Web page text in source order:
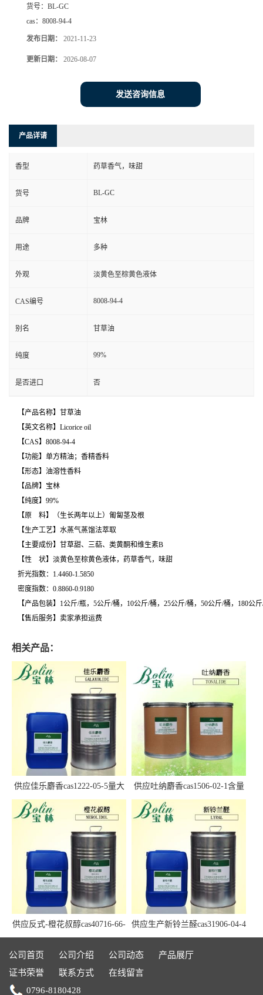
货号： BL-GC
cas： 8008-94-4
发布日期： 2021-11-23
更新日期： 2026-08-07
发送咨询信息
产品详请
香型 药草香气，味甜
货号 BL-GC
品牌 宝林
用途 多种
外观 淡黄色至棕黄色液体
CAS编号 8008-94-4
别名 甘草油
纯度 99%
是否进口 否
【产品名称】甘草油
【英文名称】Licorice oil
【CAS】8008-94-4
【功能】单方精油；香精香料
【形态】油溶性香料
【品牌】宝林
【纯度】99%
【原 料】（生长两年以上）匍匐茎及根
【生产工艺】水蒸气蒸馏法萃取
【主要成份】甘草甜、三萜、类黄酮和维生素B
【性 状】淡黄色至棕黄色液体，药草香气，味甜
折光指数：1.4460-1.5850
密度指数：0.8860-0.9180
【产品包装】1公斤/瓶，5公斤/桶，10公斤/桶，25公斤/桶，50公斤/桶，180公
【售后服务】卖家承担运费
相关产品：
供应佳乐麝香cas1222-05-5量大
优惠
供应吐纳麝香cas1506-02-1含量
97.5%+
供应反式-橙花叔醇cas40716-66-
3现货
供应生产新铃兰醛cas31906-04-4
现货Lyral
公司首页 公司介绍 公司动态
产品展厅
证书荣誉
联系方式
在线留言
0796-8180428